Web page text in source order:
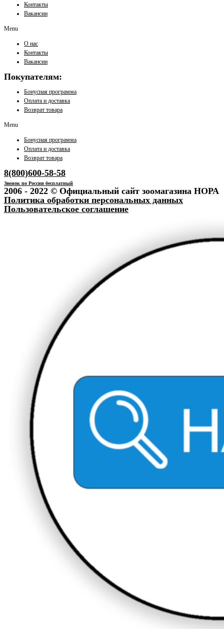
Контакты
Вакансии
Menu
О нас
Контакты
Вакансии
Покупателям:
Бонусная программа
Оплата и доставка
Возврат товара
Menu
Бонусная программа
Оплата и доставка
Возврат товара
8(800)600-58-58
Звонок по России бесплатный
2006 - 2022 © Официальный сайт зоомагазина НОРА
Политика обработки персональных данных
Пользовательское соглашение